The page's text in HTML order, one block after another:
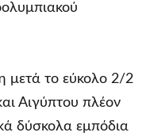
μετά το εύκολο 2/2
Αιγύπτου πλέον
δύσκολα εμπόδια